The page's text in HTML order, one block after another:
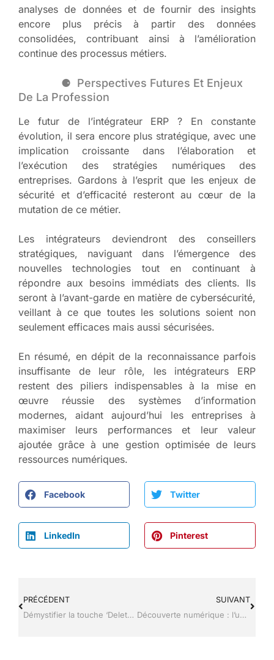
analyses de données et de fournir des insights
encore plus précis à partir des données
consolidées, contribuant ainsi à l’amélioration
continue des processus métiers.
Perspectives Futures Et Enjeux
De La Profession
Le futur de l’intégrateur ERP ? En constante
évolution, il sera encore plus stratégique, avec une
implication croissante dans l’élaboration et
l’exécution des stratégies numériques des
entreprises. Gardons à l’esprit que les enjeux de
sécurité et d’efficacité resteront au cœur de la
mutation de ce métier.
Les intégrateurs deviendront des conseillers
stratégiques, naviguant dans l’émergence des
nouvelles technologies tout en continuant à
répondre aux besoins immédiats des clients. Ils
seront à l’avant-garde en matière de cybersécurité,
veillant à ce que toutes les solutions soient non
seulement efficaces mais aussi sécurisées.
En résumé, en dépit de la reconnaissance parfois
insuffisante de leur rôle, les intégrateurs ERP
restent des piliers indispensables à la mise en
œuvre réussie des systèmes d’information
modernes, aidant aujourd’hui les entreprises à
maximiser leurs performances et leur valeur
ajoutée grâce à une gestion optimisée de leurs
ressources numériques.
Facebook Twitter
LinkedIn Pinterest
PRÉCÉDENT
Démystifier la touche ‘Delete’ : secrets et astuces d’un clavier high-tech
SUIVANT
Découverte numérique : l’univers caché des cartes dans gta 4